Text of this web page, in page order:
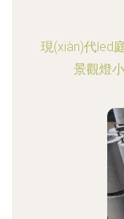
現(xiàn)代led
景觀燈